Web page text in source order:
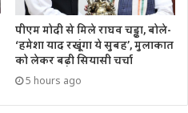
पीएम मोदी से मिले राघव चड्ढा, बोले-
‘हमेशा याद रखूंगा ये सुबह’, मुलाकात
को लेकर बढ़ी सियासी चर्चा
5 hours ago